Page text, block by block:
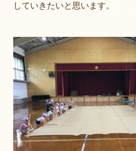
していきたいと思います。